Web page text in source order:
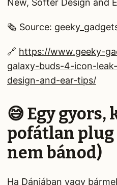
🗞️ Source:
🔗 https://www.geeky-
galaxy-buds-4-icon-
design-and-ear-tips/
😅 Egy gyors,
pofátlan
nem bánod)
Ha Dániában vagy